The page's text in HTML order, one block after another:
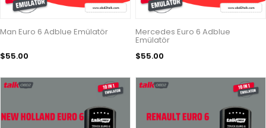
Man Euro 6 Adblue Emülatör
$55.00
Mercedes Euro 6 Adblue
Emülatör
$55.00